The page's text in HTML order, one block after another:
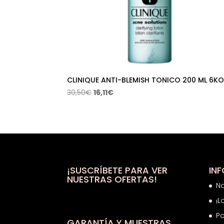
CLINIQUE ANTI-BLEMISH TONICO 200 ML
30,50€El
16,11€El
¡SUSCRÍBETE PARA VER
NUESTRAS OFERTAS!